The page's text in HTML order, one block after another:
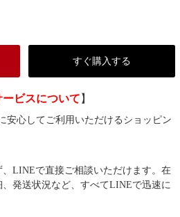
すぐ購入する
ビスについて 】
安心してご利用いただけるショッピン
LINEで直接ご相談いただけます。在
発送状況など、すべてLINEで迅速に